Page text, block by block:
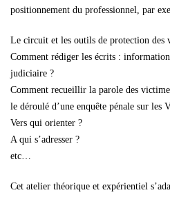
positionnement du professionnel, par
Le circuit et les outils de protection des
Comment rédiger les écrits :
judiciaire ?
Comment recueillir la parole des
le déroulé d’une enquête pénale sur les
Vers qui orienter ?
A qui s’adresser ?
etc…
Cet atelier théorique et expérientiel